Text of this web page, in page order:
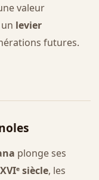
valeur
levier
futures.
plonge ses
XVIᵉ siècle, les